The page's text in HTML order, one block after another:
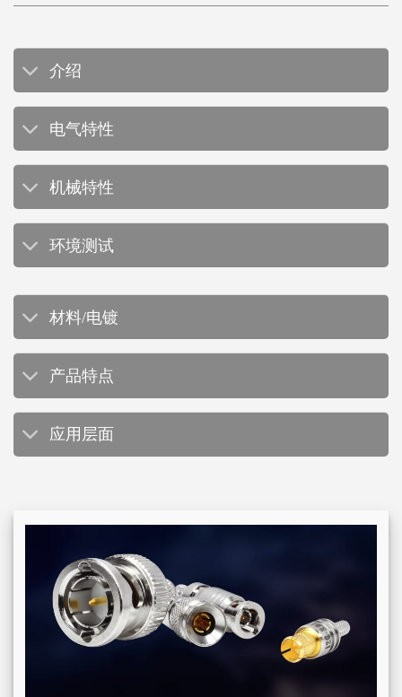
介绍
电气特性
机械特性
环境测试
材料/电镀
产品特点
应用层面